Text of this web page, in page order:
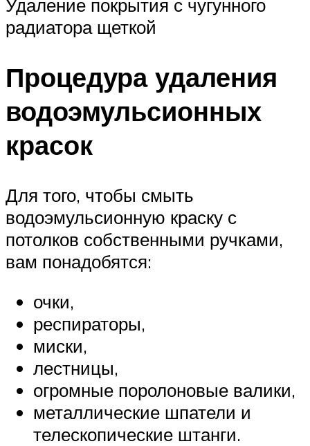
Удаление покрытия с чугунного
радиатора щеткой
Процедура удаления
водоэмульсионных
красок
Для того, чтобы смыть
водоэмульсионную краску с
потолков собственными ручками,
вам понадобятся:
очки,
респираторы,
миски,
лестницы,
огромные поролоновые валики,
металлические шпатели и
телескопические штанги.